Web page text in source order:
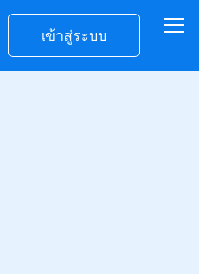
เข้าสู่ระบบ